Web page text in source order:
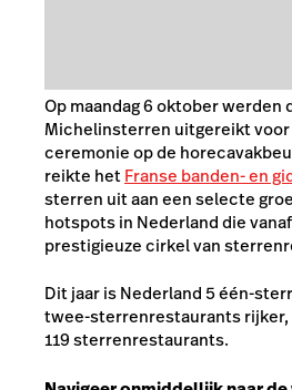
Op maandag 6 oktober werden
Michelinsterren uitgereikt voor
ceremonie op de
reikte hetFranse banden- en
sterren uit aan een selecte
hotspots in Nederland die
prestigieuze cirkel van
Dit jaar is Nederland 5 één-
twee-sterrenrestaurants rijker,
119 sterrenrestaurants.